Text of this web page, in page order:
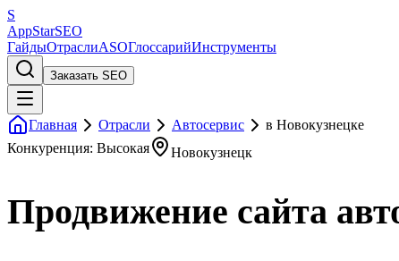
S
AppStarSEO
ГайдыОтраслиASOГлоссарийИнструменты
Заказать SEO
Главная Отрасли Автосервис
в Новокузнецке
Конкуренция: Высокая
Новокузнецк
Продвижение сайта